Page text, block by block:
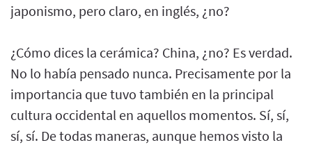
japonismo, pero claro, en inglés, ¿no?
¿Cómo dices la cerámica? China, ¿no? Es verdad.
No lo había pensado nunca. Precisamente por la
importancia que tuvo también en la principal
cultura occidental en aquellos momentos. Sí, sí,
sí, sí. De todas maneras, aunque hemos visto la